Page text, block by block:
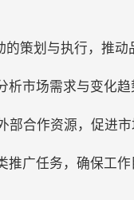
的策划与执行，推动
析市场需求与变化
部合作资源，促进
推广任务，确保工作